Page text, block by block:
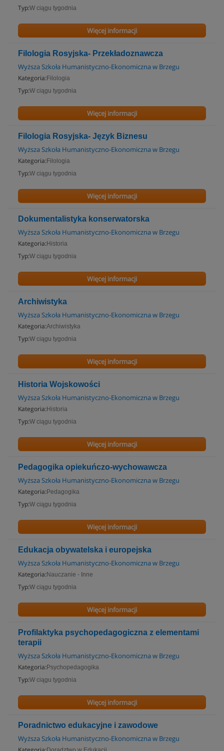
Typ:W ciągu tygodnia
Więcej informacji
Filologia Rosyjska- Przekładoznawcza
Wyższa Szkoła Humanistyczno-Ekonomiczna w Brzegu
Kategoria: Filologia
Typ:W ciągu tygodnia
Więcej informacji
Filologia Rosyjska- Język Biznesu
Wyższa Szkoła Humanistyczno-Ekonomiczna w Brzegu
Kategoria: Filologia
Typ:W ciągu tygodnia
Więcej informacji
Dokumentalistyka konserwatorska
Wyższa Szkoła Humanistyczno-Ekonomiczna w Brzegu
Kategoria: Historia
Typ:W ciągu tygodnia
Więcej informacji
Archiwistyka
Wyższa Szkoła Humanistyczno-Ekonomiczna w Brzegu
Kategoria:Archiwistyka
Typ:W ciągu tygodnia
Więcej informacji
Historia Wojskowości
Wyższa Szkoła Humanistyczno-Ekonomiczna w Brzegu
Kategoria: Historia
Typ:W ciągu tygodnia
Więcej informacji
Pedagogika opiekuńczo-wychowawcza
Wyższa Szkoła Humanistyczno-Ekonomiczna w Brzegu
Kategoria: Pedagogika
Typ:W ciągu tygodnia
Więcej informacji
Edukacja obywatelska i europejska
Wyższa Szkoła Humanistyczno-Ekonomiczna w Brzegu
Kategoria: Nauczanie - Inne
Typ:W ciągu tygodnia
Więcej informacji
Profilaktyka psychopedagogiczna z elementami
terapii
Wyższa Szkoła Humanistyczno-Ekonomiczna w Brzegu
Kategoria: Psychopedagogika
Typ:W ciągu tygodnia
Więcej informacji
Poradnictwo edukacyjne i zawodowe
Wyższa Szkoła Humanistyczno-Ekonomiczna w Brzegu